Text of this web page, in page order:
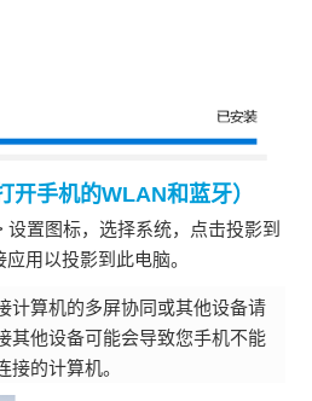
开手机的WLAN和蓝牙）
设置图标，选择系统，点击投影到
用以投影到此电脑。
计算机的多屏协同或其他设备请
其他设备可能会导致您手机不能
接的计算机。